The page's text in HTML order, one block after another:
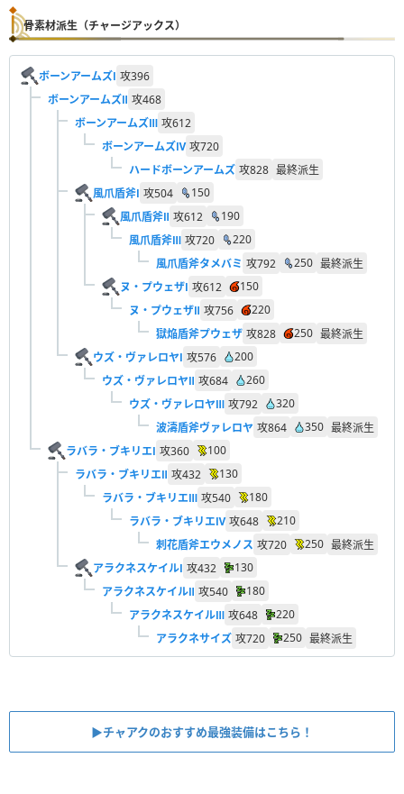
骨素材派生（チャージアックス）
ボーンアームズⅠ 攻396
ボーンアームズⅡ 攻468
ボーンアームズⅢ 攻612
ボーンアームズⅣ 攻720
ハードボーンアームズ 攻828 最終派生
風爪盾斧Ⅰ 攻504
150
風爪盾斧Ⅱ 攻612
190
風爪盾斧Ⅲ 攻720
220
風爪盾斧タメバミ 攻792 250 最終派生
ヌ・プウェザⅠ 攻612
150
ヌ・プウェザⅡ 攻756
220
獄焔盾斧プウェザ 攻828 250 最終派生
ウズ・ヴァレロヤⅠ 攻576
200
ウズ・ヴァレロヤⅡ 攻684
260
ウズ・ヴァレロヤⅢ 攻792
320
波濤盾斧ヴァレロヤ 攻864 350 最終派生
ラバラ・ブキリエⅠ 攻360
100
ラバラ・ブキリエⅡ 攻432
130
ラバラ・ブキリエⅢ 攻540
180
ラバラ・ブキリエⅣ 攻648
210
刺花盾斧エウメノス 攻720 250 最終派生
アラクネスケイルⅠ 攻432
130
アラクネスケイルⅡ 攻540
180
アラクネスケイルⅢ 攻648
220
アラクネサイズ 攻720 250 最終派生
▶︎チャアクのおすすめ最強装備はこちら！